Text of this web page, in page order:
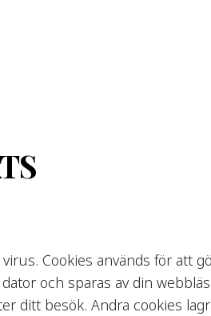
Cookies används för att
och sparas av din
ditt besök. Andra cookies